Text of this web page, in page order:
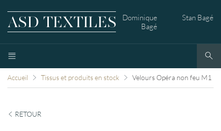
RETOUR
Dominique
Bagé
Stan Bagé
Accueil Tissus et produits en stock Velours Opéra non feu M1